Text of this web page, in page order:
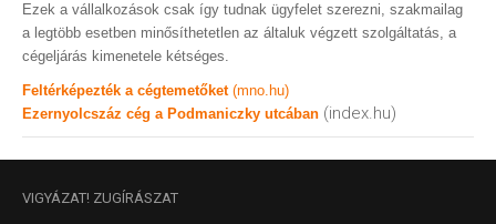
Ezek a vállalkozások csak így tudnak ügyfelet szerezni, szakmailag
a legtöbb esetben minősíthetetlen az általuk végzett szolgáltatás, a
cégeljárás kimenetele kétséges.
Feltérképezték a cégtemetőket (mno.hu)
Ezernyolcszáz cég a Podmaniczky utcában (index.hu)
VIGYÁZAT! ZUGÍRÁSZAT